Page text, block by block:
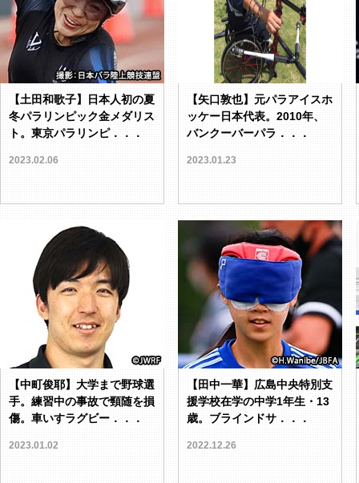
【土田和歌子】日本人初の夏
冬パラリンピック金メダリス
ト。東京パラリンピ．．．
2023.02.06
【矢口敦也】元パラアイスホ
ッケー日本代表。2010年、
バンクーバーパラ．．．
2023.01.23
【中町俊耶】大学まで野球選
手。練習中の事故で頸随を損
傷。車いすラグビー．．．
2023.01.02
【田中一華】広島中央特別支
援学校在学の中学1年生・13
歳。ブラインドサ．．．
2022.12.26